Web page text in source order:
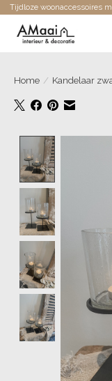
Tijdloze woonaccessoires
Home / Kandelaar